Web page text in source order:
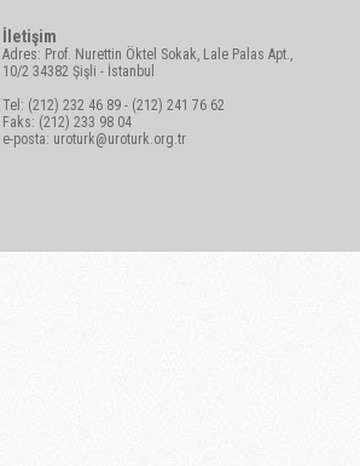
İletişim
Adres: Prof. Nurettin Öktel Sokak, Lale Palas Apt.,
10/2 34382 Şişli - İstanbul
Tel: (212) 232 46 89 - (212) 241 76 62
Faks: (212) 233 98 04
e-posta: uroturk@uroturk.org.tr